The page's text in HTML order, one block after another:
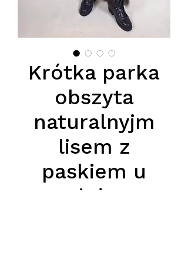
Krótka parka
obszyta
naturalnyjm
lisem z
paskiem u
dołu